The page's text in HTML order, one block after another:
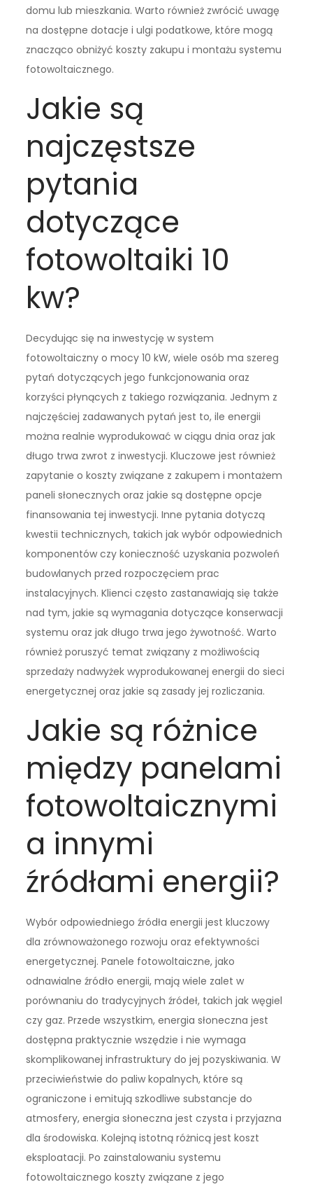
domu lub mieszkania. Warto również zwrócić uwagę
na dostępne dotacje i ulgi podatkowe, które mogą
znacząco obniżyć koszty zakupu i montażu systemu
fotowoltaicznego.
Jakie są
najczęstsze
pytania
dotyczące
fotowoltaiki 10
kw?
Decydując się na inwestycję w system
fotowoltaiczny o mocy 10 kW, wiele osób ma szereg
pytań dotyczących jego funkcjonowania oraz
korzyści płynących z takiego rozwiązania. Jednym z
najczęściej zadawanych pytań jest to, ile energii
można realnie wyprodukować w ciągu dnia oraz jak
długo trwa zwrot z inwestycji. Kluczowe jest również
zapytanie o koszty związane z zakupem i montażem
paneli słonecznych oraz jakie są dostępne opcje
finansowania tej inwestycji. Inne pytania dotyczą
kwestii technicznych, takich jak wybór odpowiednich
komponentów czy konieczność uzyskania pozwoleń
budowlanych przed rozpoczęciem prac
instalacyjnych. Klienci często zastanawiają się także
nad tym, jakie są wymagania dotyczące konserwacji
systemu oraz jak długo trwa jego żywotność. Warto
również poruszyć temat związany z możliwością
sprzedaży nadwyżek wyprodukowanej energii do sieci
energetycznej oraz jakie są zasady jej rozliczania.
Jakie są różnice
między panelami
fotowoltaicznymi
a innymi
źródłami energii?
Wybór odpowiedniego źródła energii jest kluczowy
dla zrównoważonego rozwoju oraz efektywności
energetycznej. Panele fotowoltaiczne, jako
odnawialne źródło energii, mają wiele zalet w
porównaniu do tradycyjnych źródeł, takich jak węgiel
czy gaz. Przede wszystkim, energia słoneczna jest
dostępna praktycznie wszędzie i nie wymaga
skomplikowanej infrastruktury do jej pozyskiwania. W
przeciwieństwie do paliw kopalnych, które są
ograniczone i emitują szkodliwe substancje do
atmosfery, energia słoneczna jest czysta i przyjazna
dla środowiska. Kolejną istotną różnicą jest koszt
eksploatacji. Po zainstalowaniu systemu
fotowoltaicznego koszty związane z jego